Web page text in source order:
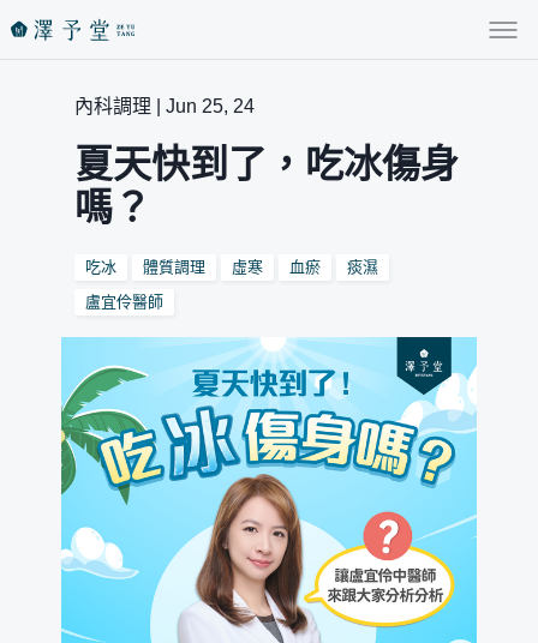
內科調理 | Jun 25, 24
夏天快到了，吃冰傷身
嗎？
吃冰 體質調理 虛寒 血瘀
痰濕
盧宜伶醫師